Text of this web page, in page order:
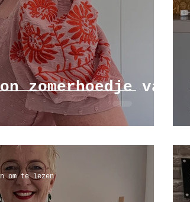
zomerhoedje van
om te lezen